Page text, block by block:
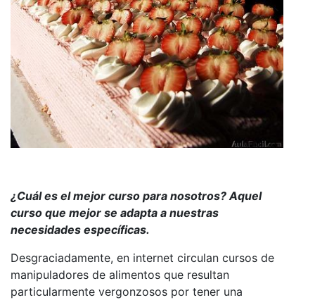
¿Cuál es el mejor curso para nosotros? Aquel
curso que mejor se adapta a nuestras
necesidades específicas.
Desgraciadamente, en internet circulan cursos de
manipuladores de alimentos que resultan
particularmente vergonzosos por tener una